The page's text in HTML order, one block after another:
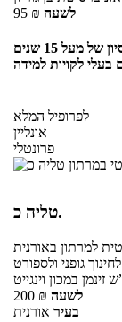
95 ₪ לשעה
לפרופיל המלא
אונליין
פרונטלי
טליה כ.
למרתון באורנית
גופני ולספורט
זינמן במכון וינגייט
200 ₪ לשעה
בעיר אורנית